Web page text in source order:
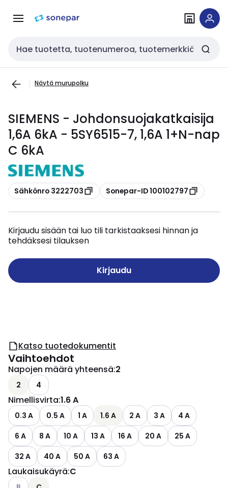
navigointiinsisältöön
Haku
Näytä murupolku
SIEMENS - Johdonsuojakatkaisija
1,6A 6kA - 5SY6515-7, 1,6A 1+N-nap
C 6kA
Kopioi
Sähkönro 3222703 Kopioi
Sonepar-ID 100102797
Kirjaudu sisään tai luo tili tarkistaaksesi hinnan ja
tehdäksesi tilauksen
Kirjaudu
Katso tuotedokumentit
Vaihtoehdot
Napojen määrä yhteensä:2
2 4
Nimellisvirta:1.6 A
0.3 A 0.5 A 1 A 1.6 A 2 A 3 A
4 A
6 A
8 A 10 A 13 A 16 A 20 A
25 A
32 A
40 A 50 A 63 A
Laukaisukäyrä:C
Katso käytettävissä olevat vaihtoehdot